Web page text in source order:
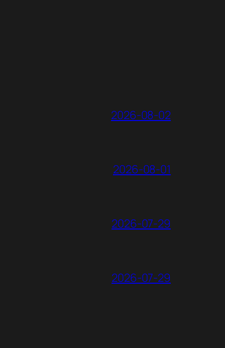
2026-08-02
2026-08-01
2026-07-29
2026-07-29